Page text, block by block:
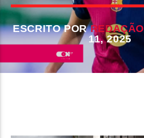
FAIXA ATUAL
ESCRITO PORREDAÇÃO
11, 2025